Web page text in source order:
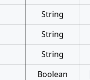
String
String
String
Boolean